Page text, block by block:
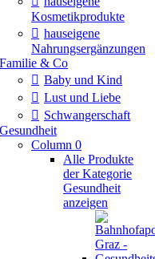
Kosmetikprodukte
hauseigene
Nahrungsergänzungen
Familie & Co
Baby und Kind
Lust und Liebe
Schwangerschaft
Gesundheit
Column 0
Alle Produkte
der Kategorie
Gesundheit
anzeigen